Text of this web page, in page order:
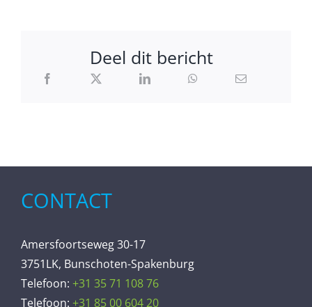
Deel dit bericht
CONTACT
Amersfoortseweg 30-17
3751LK, Bunschoten-Spakenburg
Telefoon: +31 35 71 108 76
Telefoon: +31 85 00 604 20